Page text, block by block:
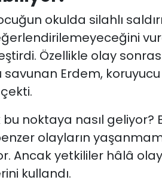
okulda silahlı
Özellikle olay
Erdem,
bu noktaya nasıl
olayların
Ancak yetkililer hâlâ
kullandı.